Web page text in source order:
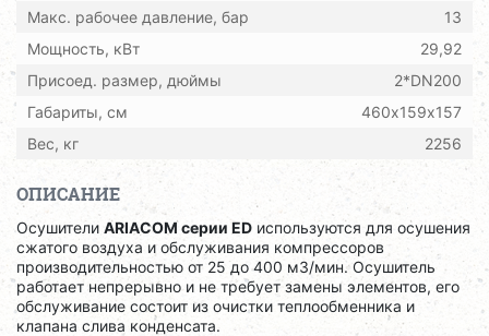
Макс. рабочее давление, бар
13
Мощность, кВт
29,92
Присоед. размер, дюймы
2*DN200
Габариты, см
460х159х157
Вес, кг
2256
ОПИСАНИЕ
Осушители ARIACOM серии ED используются для осушения
сжатого воздуха и обслуживания компрессоров
производительностью от 25 до 400 м3/мин. Осушитель
работает непрерывно и не требует замены элементов, его
обслуживание состоит из очистки теплообменника и
клапана слива конденсата.